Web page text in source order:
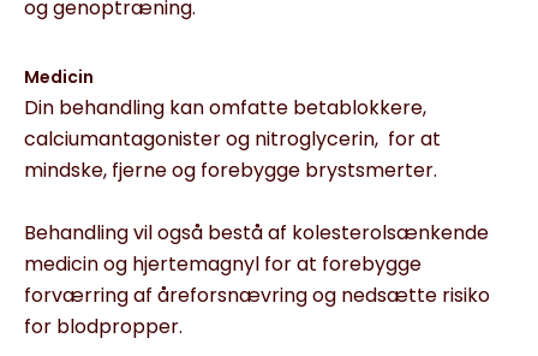
og genoptræning.
Medicin
Din behandling kan omfatte betablokkere,
calciumantagonister og nitroglycerin, for at
mindske, fjerne og forebygge brystsmerter.
Behandling vil også bestå af kolesterolsænkende
medicin og hjertemagnyl for at forebygge
forværring af åreforsnævring og nedsætte risiko
for blodpropper.